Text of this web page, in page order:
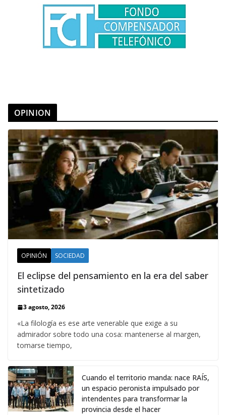
OPINION
OPINIÓN SOCIEDAD
El eclipse del pensamiento en la era del saber
sintetizado
3 agosto, 2026
«La filología es ese arte venerable que exige a su
admirador sobre todo una cosa: mantenerse al margen,
tomarse tiempo,
Cuando el territorio manda: nace RAÍS,
un espacio peronista impulsado por
intendentes para transformar la
provincia desde el hacer